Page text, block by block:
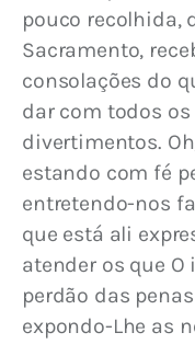
pouco recolhida,
Sacramento,
consolações do
dar com todos
divertimentos.
estando com fé
entretendo-nos
que está ali
atender os que
perdão das
expondo-Lhe as